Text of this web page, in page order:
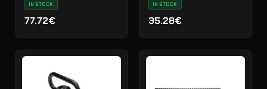
IN STOCK
77.72€
IN STOCK
35.28€